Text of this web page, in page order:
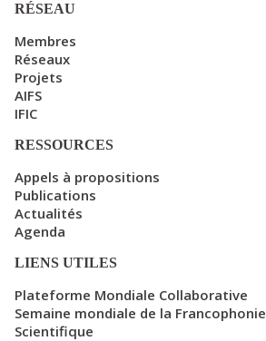
RÉSEAU
Membres
Réseaux
Projets
AIFS
IFIC
RESSOURCES
Appels à propositions
Publications
Actualités
Agenda
LIENS UTILES
Plateforme Mondiale Collaborative
Semaine mondiale de la Francophonie
Scientifique